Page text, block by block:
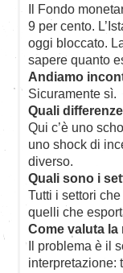
Il Fondo
9 per cento.
oggi bloccato.
sapere quanto
Andiamo
Sicuramente sì.
Quali
Qui c’è uno
uno shock di
diverso.
Quali sono i
Tutti i settori
quelli che
Come valuta
Il problema è il
interpretazione: